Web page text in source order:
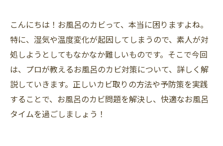
こんにちは！お風呂のカビって、本当に困りますよね。
特に、湿気や温度変化が起因してしまうので、素人が対
処しようとしてもなかなか難しいものです。そこで今回
は、プロが教えるお風呂のカビ対策について、詳しく解
説していきます。正しいカビ取りの方法や予防策を実践
することで、お風呂のカビ問題を解決し、快適なお風呂
タイムを過ごしましょう！